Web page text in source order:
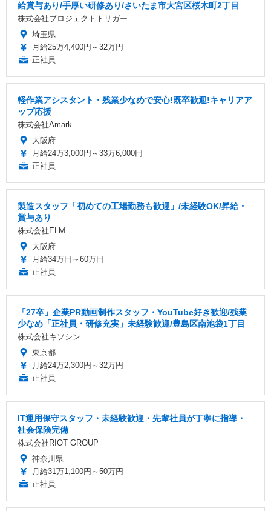
給賞与あり/手厚い研修あり/さいたま市大宮区桜木町2丁目
株式会社プロジェクトトリガー
埼玉県
月給25万4,400円～32万円
正社員
軽作業アシスタント・残業少なめで安心!既卒歓迎!キャリアア
ップ応援
株式会社Amark
大阪府
月給24万3,000円～33万6,000円
正社員
製造スタッフ「初めての工場勤務も歓迎」/未経験OK/昇給・
賞与あり
株式会社ELM
大阪府
月給34万円～60万円
正社員
「27卒」企業PR動画制作スタッフ・YouTube好き歓迎/残業
少なめ「正社員・研修充実」未経験歓迎/豊島区南池袋1丁目
株式会社キソシン
東京都
月給24万2,300円～32万円
正社員
IT運用保守スタッフ・未経験歓迎・先輩社員が丁寧に指導・
社会保険完備
株式会社RIOT GROUP
神奈川県
月給31万1,100円～50万円
正社員